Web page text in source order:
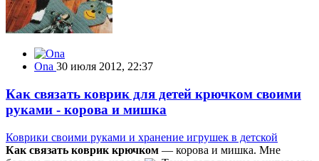
Ona 30 июля 2012, 22:37
Как связать коврик для детей крючком своими
руками - корова и мишка
Коврики своими руками и хранение игрушек в детской
Как связать коврик крючком — корова и мишка. Мне